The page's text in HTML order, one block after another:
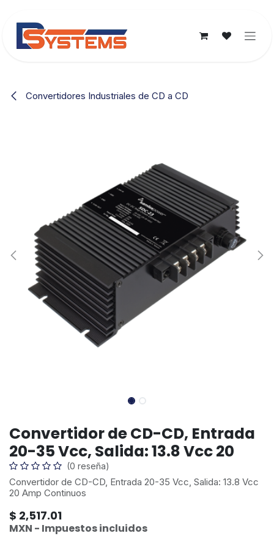
Convertidores Industriales de CD a CD
Convertidor de CD-CD, Entrada
20-35 Vcc, Salida: 13.8 Vcc 20
(0 reseña)
Convertidor de CD-CD, Entrada 20-35 Vcc, Salida: 13.8 Vcc
20 Amp Continuos
$ 2,517.01
MXN - Impuestos incluidos